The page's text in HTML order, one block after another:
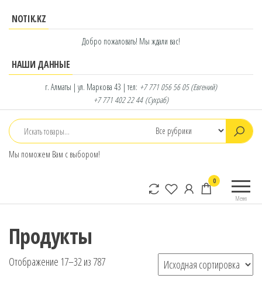
NOTIK.KZ
Добро пожаловать! Мы ждали вас!
НАШИ ДАННЫЕ
г. Алматы | ул. Маркова 43 | тел: +7 771 056 56 05(Евгений)
+7 771 402 22 44(Сухраб)
Мы поможем Вам с выбором!
магазин
Меню
0
Продукты
Отображение 17–32 из 787